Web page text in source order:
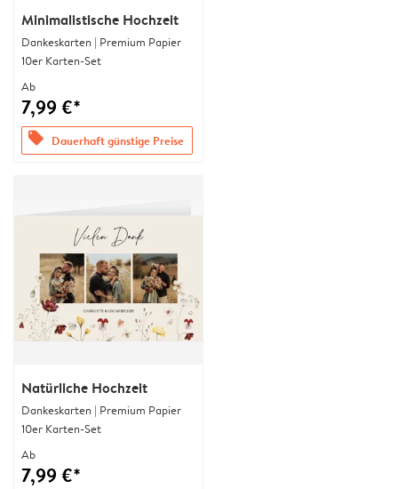
Minimalistische Hochzeit
Dankeskarten | Premium Papier
10er Karten-Set
Ab
7,99 €*
offers Dauerhaft günstige Preise
Natürliche Hochzeit
Dankeskarten | Premium Papier
10er Karten-Set
Ab
7,99 €*